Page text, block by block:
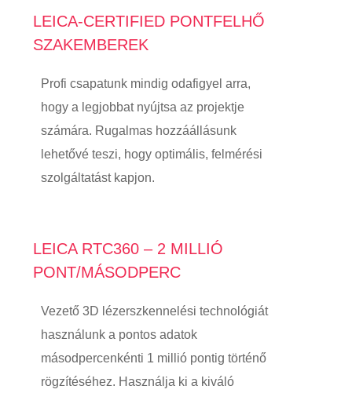
LEICA-CERTIFIED PONTFELHŐ
SZAKEMBEREK
Profi csapatunk mindig odafigyel arra,
hogy a legjobbat nyújtsa az projektje
számára. Rugalmas hozzáállásunk
lehetővé teszi, hogy optimális, felmérési
szolgáltatást kapjon.
LEICA RTC360 – 2 MILLIÓ
PONT/MÁSODPERC
Vezető 3D lézerszkennelési technológiát
használunk a pontos adatok
másodpercenkénti 1 millió pontig történő
rögzítéséhez. Használja ki a kiváló